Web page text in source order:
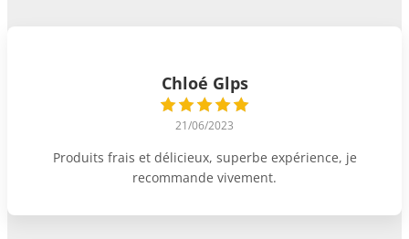
Chloé Glps
21/06/2023
Produits frais et délicieux, superbe expérience, je
recommande vivement.